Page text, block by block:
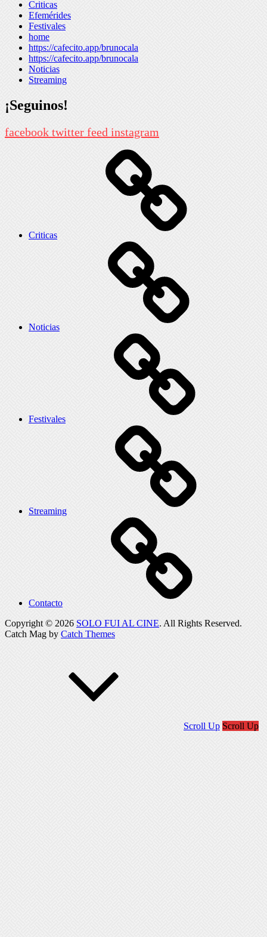
Criticas
Efemérides
Festivales
home
https://cafecito.app/brunocala
https://cafecito.app/brunocala
Noticias
Streaming
¡Seguinos!
facebook twitter feed instagram
Criticas
Noticias
Festivales
Streaming
Contacto
Copyright © 2026 SOLO FUI AL CINE. All Rights Reserved.
Catch Mag by Catch Themes
Scroll Up Scroll Up